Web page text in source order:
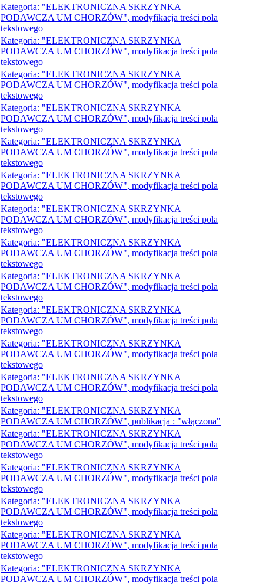
Kategoria: "ELEKTRONICZNA SKRZYNKA
PODAWCZA UM CHORZÓW", modyfikacja treści pola
tekstowego
Kategoria: "ELEKTRONICZNA SKRZYNKA
PODAWCZA UM CHORZÓW", modyfikacja treści pola
tekstowego
Kategoria: "ELEKTRONICZNA SKRZYNKA
PODAWCZA UM CHORZÓW", modyfikacja treści pola
tekstowego
Kategoria: "ELEKTRONICZNA SKRZYNKA
PODAWCZA UM CHORZÓW", modyfikacja treści pola
tekstowego
Kategoria: "ELEKTRONICZNA SKRZYNKA
PODAWCZA UM CHORZÓW", modyfikacja treści pola
tekstowego
Kategoria: "ELEKTRONICZNA SKRZYNKA
PODAWCZA UM CHORZÓW", modyfikacja treści pola
tekstowego
Kategoria: "ELEKTRONICZNA SKRZYNKA
PODAWCZA UM CHORZÓW", modyfikacja treści pola
tekstowego
Kategoria: "ELEKTRONICZNA SKRZYNKA
PODAWCZA UM CHORZÓW", modyfikacja treści pola
tekstowego
Kategoria: "ELEKTRONICZNA SKRZYNKA
PODAWCZA UM CHORZÓW", modyfikacja treści pola
tekstowego
Kategoria: "ELEKTRONICZNA SKRZYNKA
PODAWCZA UM CHORZÓW", modyfikacja treści pola
tekstowego
Kategoria: "ELEKTRONICZNA SKRZYNKA
PODAWCZA UM CHORZÓW", modyfikacja treści pola
tekstowego
Kategoria: "ELEKTRONICZNA SKRZYNKA
PODAWCZA UM CHORZÓW", modyfikacja treści pola
tekstowego
Kategoria: "ELEKTRONICZNA SKRZYNKA
PODAWCZA UM CHORZÓW", publikacja : "włączona"
Kategoria: "ELEKTRONICZNA SKRZYNKA
PODAWCZA UM CHORZÓW", modyfikacja treści pola
tekstowego
Kategoria: "ELEKTRONICZNA SKRZYNKA
PODAWCZA UM CHORZÓW", modyfikacja treści pola
tekstowego
Kategoria: "ELEKTRONICZNA SKRZYNKA
PODAWCZA UM CHORZÓW", modyfikacja treści pola
tekstowego
Kategoria: "ELEKTRONICZNA SKRZYNKA
PODAWCZA UM CHORZÓW", modyfikacja treści pola
tekstowego
Kategoria: "ELEKTRONICZNA SKRZYNKA
PODAWCZA UM CHORZÓW", modyfikacja treści pola